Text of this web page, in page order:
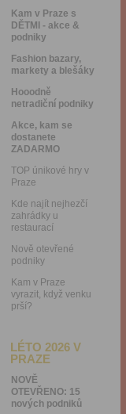
Kam v Praze s
DĚTMI - akce &
podniky
Fashion bazary,
markety a blešáky
Hooodně
netradiční podniky
Akce, kam se
dostanete
ZADARMO
TOP únikové hry v
Praze
Kde najít nejhezčí
zahrádky u
restaurací
Nově otevřené
podniky
Kam v Praze
vyrazit, když venku
prší?
LÉTO 2026 V
PRAZE
NOVĚ
OTEVŘENO: 15
nových podniků